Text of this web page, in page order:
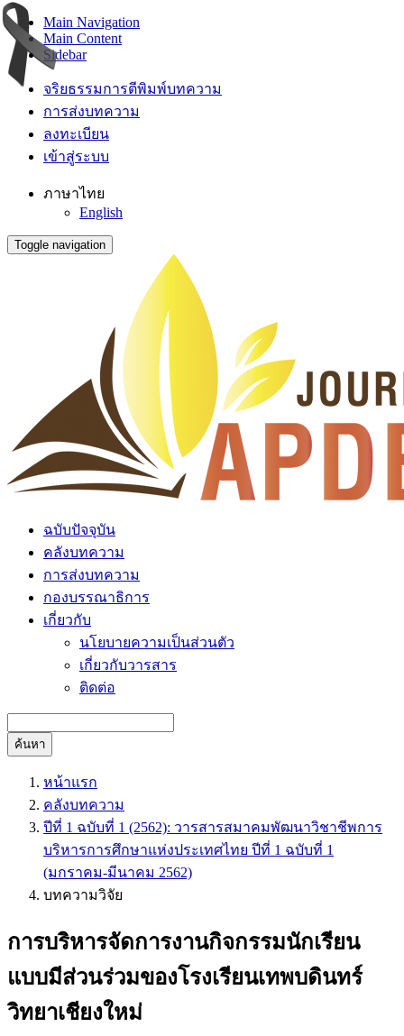
Main Navigation
Main Content
Sidebar
จริยธรรมการตีพิมพ์บทความ
การส่งบทความ
ลงทะเบียน
เข้าสู่ระบบ
ภาษาไทย
English
Toggle navigation
ฉบับปัจจุบัน
คลังบทความ
การส่งบทความ
กองบรรณาธิการ
เกี่ยวกับ
นโยบายความเป็นส่วนตัว
เกี่ยวกับวารสาร
ติดต่อ
ค้นหา
หน้าแรก
คลังบทความ
ปีที่ 1 ฉบับที่ 1 (2562): วารสารสมาคมพัฒนาวิชาชีพการ
บริหารการศึกษาแห่งประเทศไทย ปีที่ 1 ฉบับที่ 1
(มกราคม-มีนาคม 2562)
บทความวิจัย
การบริหารจัดการงานกิจกรรมนักเรียน
แบบมีส่วนร่วมของโรงเรียนเทพบดินทร์
วิทยาเชียงใหม่